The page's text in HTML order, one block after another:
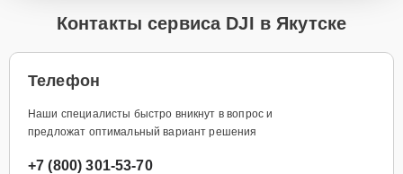
Контакты сервиса DJI в Якутске
Телефон
Наши специалисты быстро вникнут в вопрос и
предложат оптимальный вариант решения
+7 (800) 301-53-70